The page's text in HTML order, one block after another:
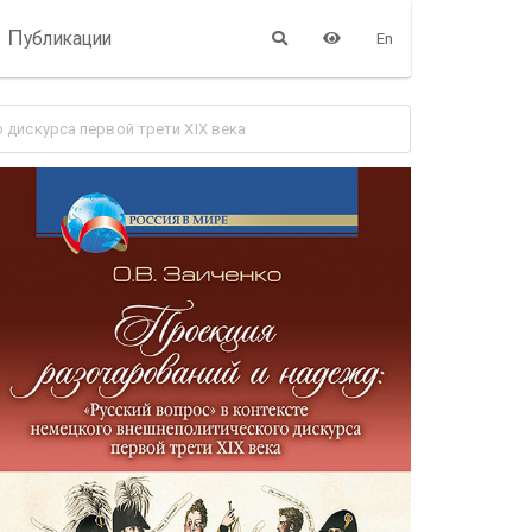
Публикации En
первой трети XIX века